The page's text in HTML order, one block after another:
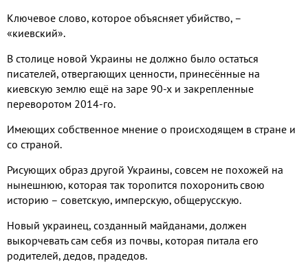
Ключевое слово, которое объясняет убийство, –
«киевский».
В столице новой Украины не должно было остаться
писателей, отвергающих ценности, принесённые на
киевскую землю ещё на заре 90-х и закрепленные
переворотом 2014-го.
Имеющих собственное мнение о происходящем в стране и
со страной.
Рисующих образ другой Украины, совсем не похожей на
нынешнюю, которая так торопится похоронить свою
историю – советскую, имперскую, общерусскую.
Новый украинец, созданный майданами, должен
выкорчевать сам себя из почвы, которая питала его
родителей, дедов, прадедов.